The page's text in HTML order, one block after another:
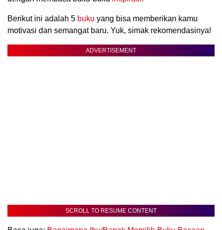
Berikut ini adalah 5 buku yang bisa memberikan kamu
motivasi dan semangat baru. Yuk, simak rekomendasinya!
ADVERTISEMENT
SCROLL TO RESUME CONTENT